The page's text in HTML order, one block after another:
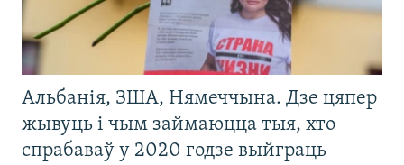
Альбанія, ЗША, Нямеччына. Дзе цяпер
жывуць і чым займаюцца тыя, хто
спрабаваў у 2020 годзе выйграць